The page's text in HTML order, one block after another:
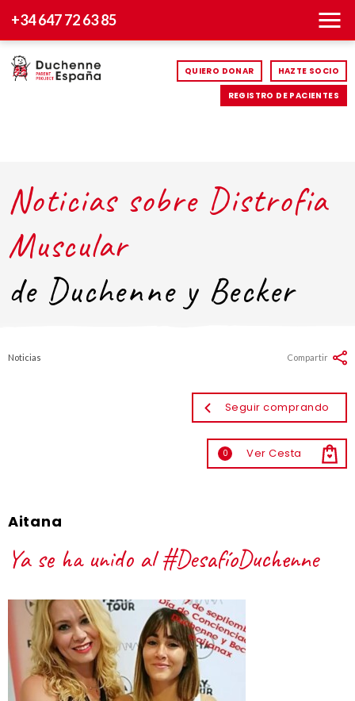
+34 647 72 63 85
QUIERO DONAR HAZTE SOCIO
REGISTRO DE PACIENTES
Noticias sobre Distrofia
Muscular
de Duchenne y Becker
Noticias
Seguir comprando
0 Ver Cesta
Compartir
Aitana
Ya se ha unido al #DesafíoDuchenne